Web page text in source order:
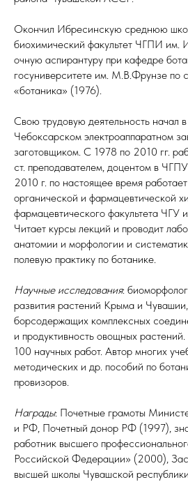
Окончил Ибресинскую среднюю
биохимический факультет ЧГПИ им.
очную аспирантуру при кафедре
госуниверситете им. М.В.Фрунзе по
«ботаника» (1976).
Свою трудовую деятельность начал в
Чебоксарском электроаппаратном
заготовщиком. С 1978 по 2010 гг.
ст. преподавателем, доцентом в
2010 г. по настоящее время
органической и фармацевтической
фармацевтического факультета ЧГУ
Читает курсы лекций и проводит
анатомии и морфологии и
полевую практику по ботанике.
Научные исследования:
развития растений Крыма и
борсодержащих комплексных
и продуктивность овощных
100 научных работ. Автор многих
методических и др. пособий по
провизоров.
Награды: Почетные грамоты
и РФ, Почетный донор РФ (1997),
работник высшего
Российской Федерации» (2000),
высшей школы Чувашской